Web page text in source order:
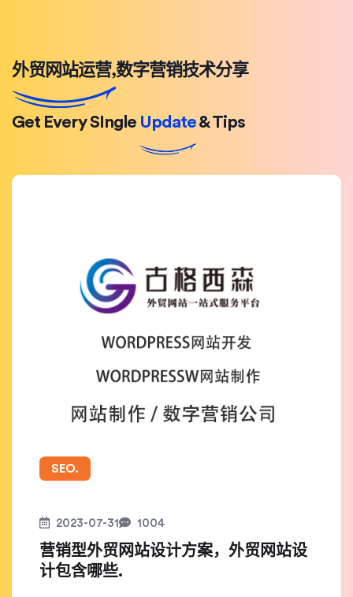
外贸网站运营,数字营销技术分享
Get Every SIngle Update& Tips
SEO.
2023-07-31 1004
营销型外贸网站设计方案，外贸网站设
计包含哪些.